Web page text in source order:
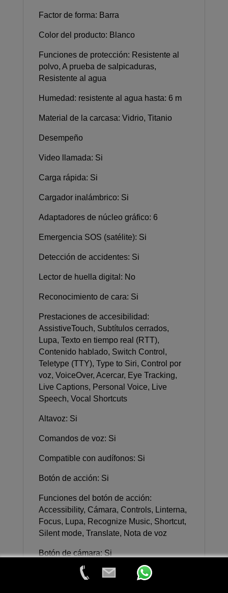
Factor de forma: Barra
Color del producto: Blanco
Funciones de protección: Resistente al
polvo, A prueba de salpicaduras,
Resistente al agua
Humedad: resistente al agua hasta: 6 m
Material de la carcasa: Vidrio, Titanio
Desempeño
Video llamada: Si
Carga rápida: Si
Cargador inalámbrico: Si
Adaptadores de núcleo gráfico: 6
Emergencia SOS (satélite): Si
Detección de accidentes: Si
Lector de huella digital: No
Reconocimiento de cara: Si
Prestaciones de accesibilidad:
AssistiveTouch, Subtítulos cerrados,
Lupa, Texto en tiempo real (RTT),
Contenido hablado, Switch Control,
Teletype (TTY), Type to Siri, Control por
voz, VoiceOver, Acercar, Eye Tracking,
Live Captions, Personal Voice, Live
Speech, Vocal Shortcuts
Altavoz: Si
Comandos de voz: Si
Compatible con audífonos: Si
Botón de acción: Si
Funciones del botón de acción:
Accessibility, Cámara, Controls, Linterna,
Focus, Lupa, Recognize Music, Shortcut,
Silent mode, Translate, Nota de voz
Botón de cámara: Si
Compartición de pantalla: Si